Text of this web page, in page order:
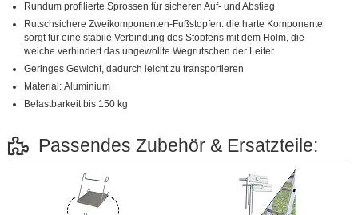
Rundum profilierte Sprossen für sicheren Auf- und Abstieg
Rutschsichere Zweikomponenten-Fußstopfen: die harte Komponente
sorgt für eine stabile Verbindung des Stopfens mit dem Holm, die
weiche verhindert das ungewollte Wegrutschen der Leiter
Geringes Gewicht, dadurch leicht zu transportieren
Material: Aluminium
Belastbarkeit bis 150 kg
Passendes Zubehör & Ersatzteile: